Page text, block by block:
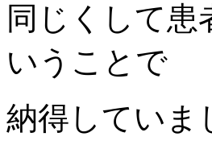
同じくして
いうことで
納得していま